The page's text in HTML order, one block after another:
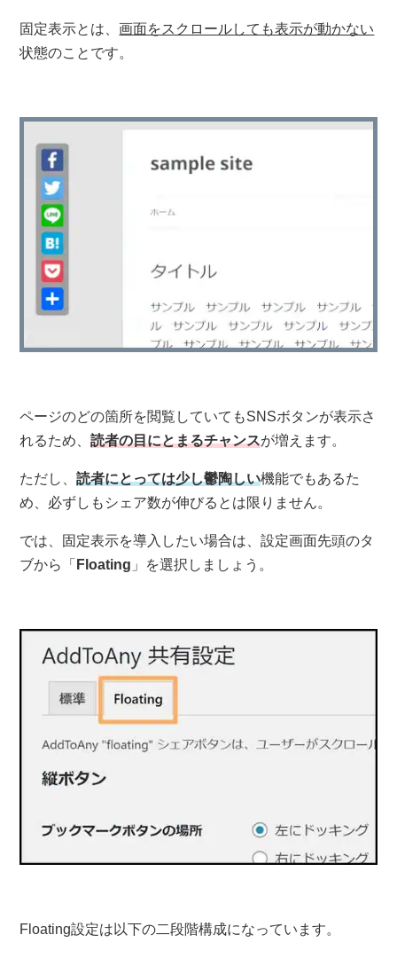
固定表示とは、画面をスクロールしても表示が動かない
状態のことです。
ページのどの箇所を閲覧していてもSNSボタンが表示さ
れるため、読者の目にとまるチャンスが増えます。
ただし、読者にとっては少し鬱陶しい機能でもあるた
め、必ずしもシェア数が伸びるとは限りません。
では、固定表示を導入したい場合は、設定画面先頭のタ
ブから「 Floating 」を選択しましょう。
Floating設定は以下の二段階構成になっています。